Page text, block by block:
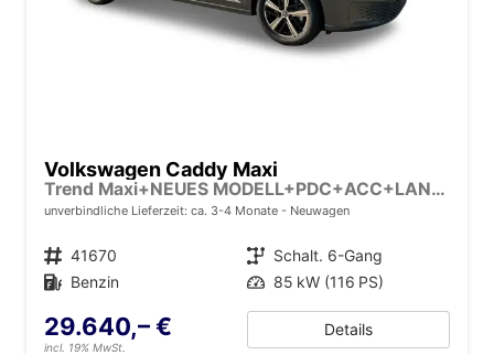
Volkswagen Caddy Maxi
Trend Maxi+NEUES MODELL+PDC+ACC+LANE ASSIST
unverbindliche Lieferzeit: ca. 3-4 Monate Neuwagen
Fahrzeugnr. 41670 Getriebe Schalt. 6-Gang
Kraftstoff Benzin Leistung 85 kW (116 PS)
29.640,– €
incl. 19% MwSt.
Details